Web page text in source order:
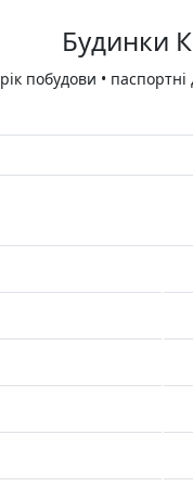
Будинки
рік побудови • паспортні